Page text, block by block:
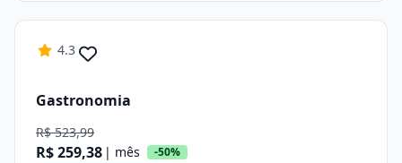
4.3
Gastronomia
R$ 523,99
R$ 259,38 | mês -50%